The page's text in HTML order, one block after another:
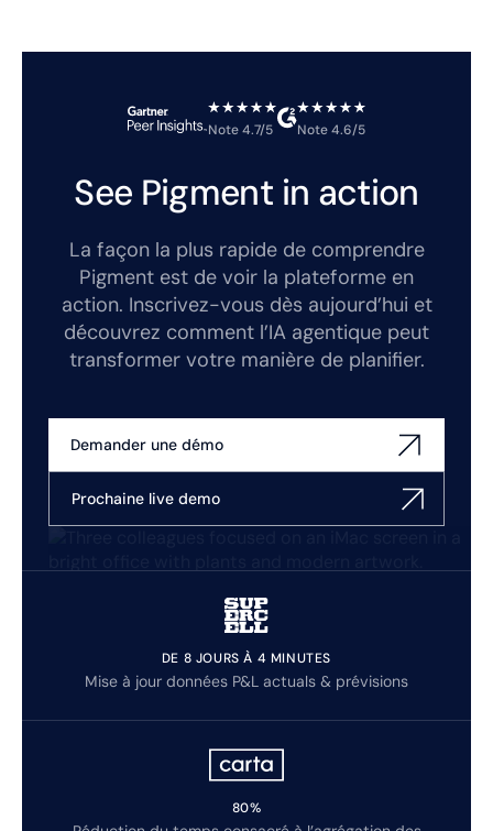
Note 4.7/5 Note 4.6/5
See Pigment in action
La façon la plus rapide de comprendre
Pigment est de voir la plateforme en
action. Inscrivez-vous dès aujourd’hui et
découvrez comment l’IA agentique peut
transformer votre manière de planifier.
Demander une démo
Prochaine live demo
DE 8 JOURS À 4 MINUTES
Mise à jour données P&L actuals & prévisions
80%